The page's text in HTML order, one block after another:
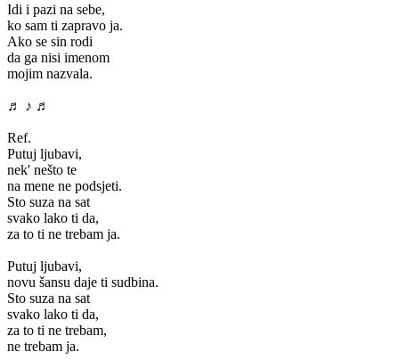
Idi i pazi na sebe,
ko sam ti zapravo ja.
Ako se sin rodi
da ga nisi imenom
mojim nazvala.
♬ ♪ ♬
Ref.
Putuj ljubavi,
nek' nešto te
na mene ne podsjeti.
Sto suza na sat
svako lako ti da,
za to ti ne trebam ja.
Putuj ljubavi,
novu šansu daje ti sudbina.
Sto suza na sat
svako lako ti da,
za to ti ne trebam,
ne trebam ja.